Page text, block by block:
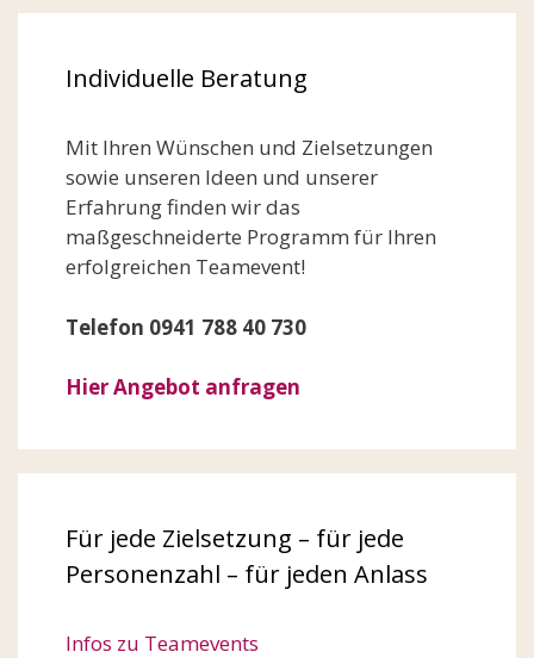
Individuelle Beratung
Mit Ihren Wünschen und Zielsetzungen
sowie unseren Ideen und unserer
Erfahrung finden wir das
maßgeschneiderte Programm für Ihren
erfolgreichen Teamevent!
Telefon 0941 788 40 730
Hier Angebot anfragen
Für jede Zielsetzung – für jede
Personenzahl – für jeden Anlass
Infos zu Teamevents